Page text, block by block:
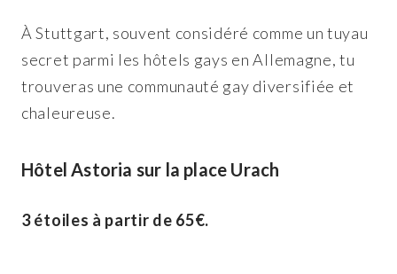
À Stuttgart, souvent considéré comme un tuyau
secret parmi les hôtels gays en Allemagne, tu
trouveras une communauté gay diversifiée et
chaleureuse.
Hôtel Astoria sur la place Urach
3 étoiles à partir de 65€.